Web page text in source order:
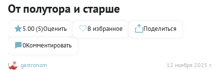
От полутора и старше
gastronom 12 ноября 2025 г.
5.00 (5)Оценить В избранное
Поделиться
0Комментировать